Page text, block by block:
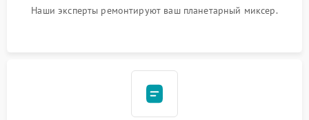
Наши эксперты ремонтируют ваш планетарный миксер.